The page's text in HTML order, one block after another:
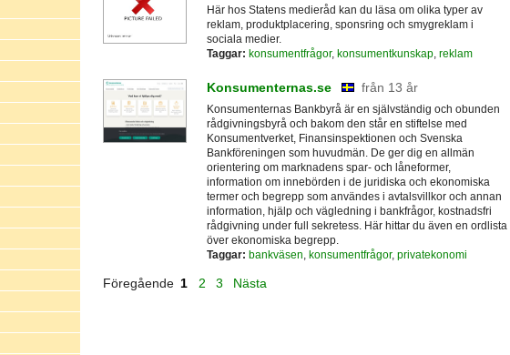
Här hos Statens medieråd kan du läsa om olika typer av
reklam, produktplacering, sponsring och smygreklam i
sociala medier.
Taggar: konsumentfrågor, konsumentkunskap, reklam
Konsumenternas.se från 13 år
Konsumenternas Bankbyrå är en självständig och obunden
rådgivningsbyrå och bakom den står en stiftelse med
Konsumentverket, Finansinspektionen och Svenska
Bankföreningen som huvudmän. De ger dig en allmän
orientering om marknadens spar- och låneformer,
information om innebörden i de juridiska och ekonomiska
termer och begrepp som användes i avtalsvillkor och annan
information, hjälp och vägledning i bankfrågor, kostnadsfri
rådgivning under full sekretess. Här hittar du även en ordlista
över ekonomiska begrepp.
Taggar: bankväsen konsumentfrågor, privatekonomi
Föregående 1 2 3 Nästa